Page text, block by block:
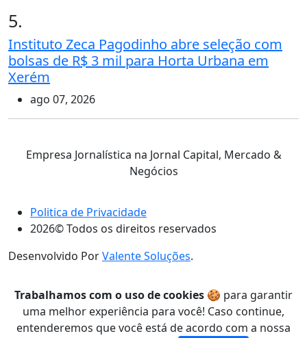
5.
Instituto Zeca Pagodinho abre seleção com
bolsas de R$ 3 mil para Horta Urbana em
Xerém
ago 07, 2026
Empresa Jornalística na Jornal Capital, Mercado &
Negócios
Politica de Privacidade
2026© Todos os direitos reservados
Desenvolvido PorValente Soluções.
Trabalhamos com o uso de cookies 🍪 para garantir
uma melhor experiência para você! Caso continue,
entenderemos que você está de acordo com a nossa